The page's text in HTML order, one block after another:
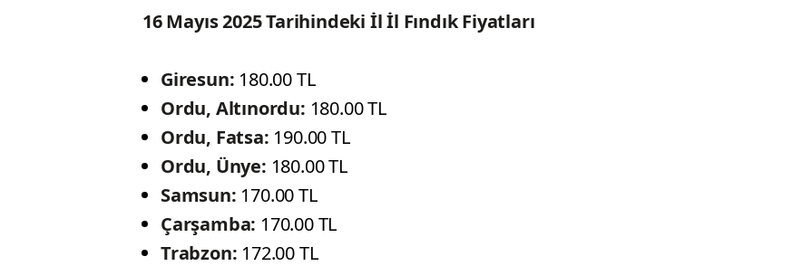
16 Mayıs 2025 Tarihindeki İl İl Fındık Fiyatları
Giresun: 180.00 TL
Ordu, Altınordu: 180.00 TL
Ordu, Fatsa: 190.00 TL
Ordu, Ünye: 180.00 TL
Samsun: 170.00 TL
Çarşamba: 170.00 TL
Trabzon: 172.00 TL